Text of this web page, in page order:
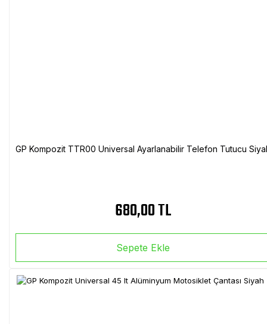
GP Kompozit TTR00 Universal Ayarlanabilir Telefon Tutucu
680,00 TL
Sepete Ekle